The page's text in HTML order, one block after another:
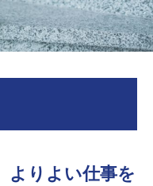
よりよい仕事を